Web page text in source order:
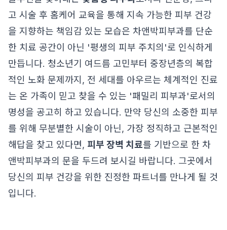
고 시술 후 홈케어 교육을 통해 지속 가능한 피부 건강
을 지향하는 책임감 있는 모습은 차앤박피부과를 단순
한 치료 공간이 아닌 '평생의 피부 주치의'로 인식하게
만듭니다. 청소년기 여드름 고민부터 중장년층의 복합
적인 노화 문제까지, 전 세대를 아우르는 체계적인 진료
는 온 가족이 믿고 찾을 수 있는 '패밀리 피부과'로서의
명성을 공고히 하고 있습니다. 만약 당신의 소중한 피부
를 위해 무분별한 시술이 아닌, 가장 정직하고 근본적인
해답을 찾고 있다면, 피부 장벽 치료를 기반으로 한 차
앤박피부과의 문을 두드려 보시길 바랍니다. 그곳에서
당신의 피부 건강을 위한 진정한 파트너를 만나게 될 것
입니다.